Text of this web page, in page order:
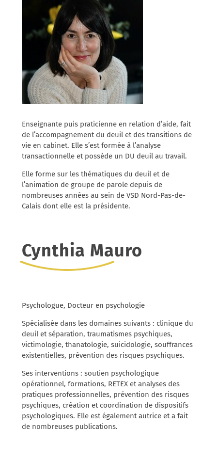
Enseignante puis praticienne en relation d’aide, fait
de l’accompagnement du deuil et des transitions de
vie en cabinet. Elle s’est formée à l’analyse
transactionnelle et possède un DU deuil au travail.
Elle forme sur les thématiques du deuil et de
l’animation de groupe de parole depuis de
nombreuses années au sein de VSD Nord-Pas-de-
Calais dont elle est la présidente.
Cynthia Mauro
Psychologue, Docteur en psychologie
Spécialisée dans les domaines suivants : clinique du
deuil et séparation, traumatismes psychiques,
victimologie, thanatologie, suicidologie, souffrances
existentielles, prévention des risques psychiques.
Ses interventions : soutien psychologique
opérationnel, formations, RETEX et analyses des
pratiques professionnelles, prévention des risques
psychiques, création et coordination de dispositifs
psychologiques. Elle est également autrice et a fait
de nombreuses publications.